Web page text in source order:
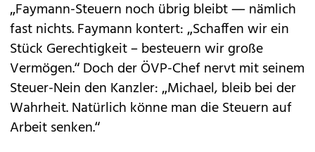
„Faymann-Steuern noch übrig bleibt — nämlich
fast nichts. Faymann kontert: „Schaffen wir ein
Stück Gerechtigkeit – besteuern wir große
Vermögen.“ Doch der ÖVP-Chef nervt mit seinem
Steuer-Nein den Kanzler: „Michael, bleib bei der
Wahrheit. Natürlich könne man die Steuern auf
Arbeit senken.“